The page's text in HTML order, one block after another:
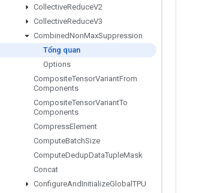
CollectiveReduceV2
CollectiveReduceV3
CombinedNonMaxSuppression
Tổng quan
Options
CompositeTensorVariantFrom
Components
CompositeTensorVariantTo
Components
CompressElement
ComputeBatchSize
ComputeDedupDataTupleMask
Concat
ConfigureAndInitializeGlobal TPU